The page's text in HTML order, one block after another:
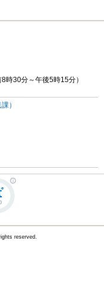
時30分～午後5時15分）
）
reserved.